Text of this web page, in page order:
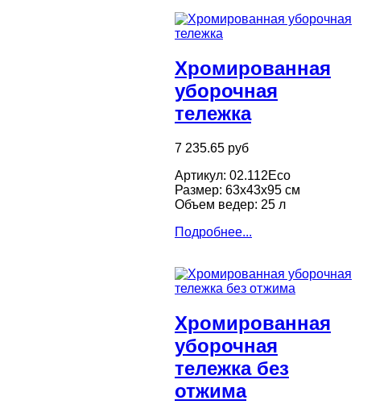
Хромированная
уборочная
тележка
7 235.65 руб
Артикул: 02.112Eco
Размер: 63х43х95 см
Объем ведер: 25 л
Подробнее...
Хромированная
уборочная
тележка без
отжима